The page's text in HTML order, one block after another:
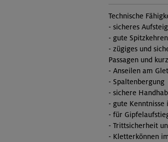
Technische
- sicheres
- gute
- zügiges und
Passagen und
- Anseilen am
- Spaltenbergung
- sichere
- gute Kenntnisse
- für
- Trittsicherheit
- Kletterkönnen